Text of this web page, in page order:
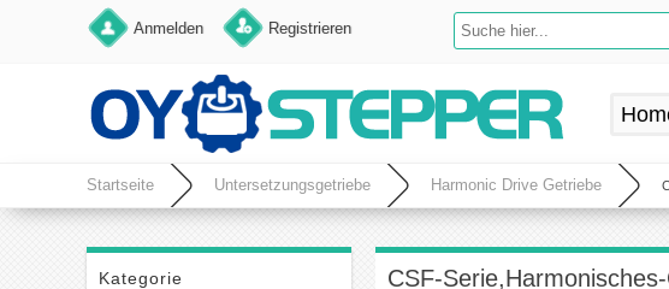
Anmelden Registrieren
Startseite Untersetzungsgetriebe Harmonic Drive Getriebe
Kategorie
CSF-